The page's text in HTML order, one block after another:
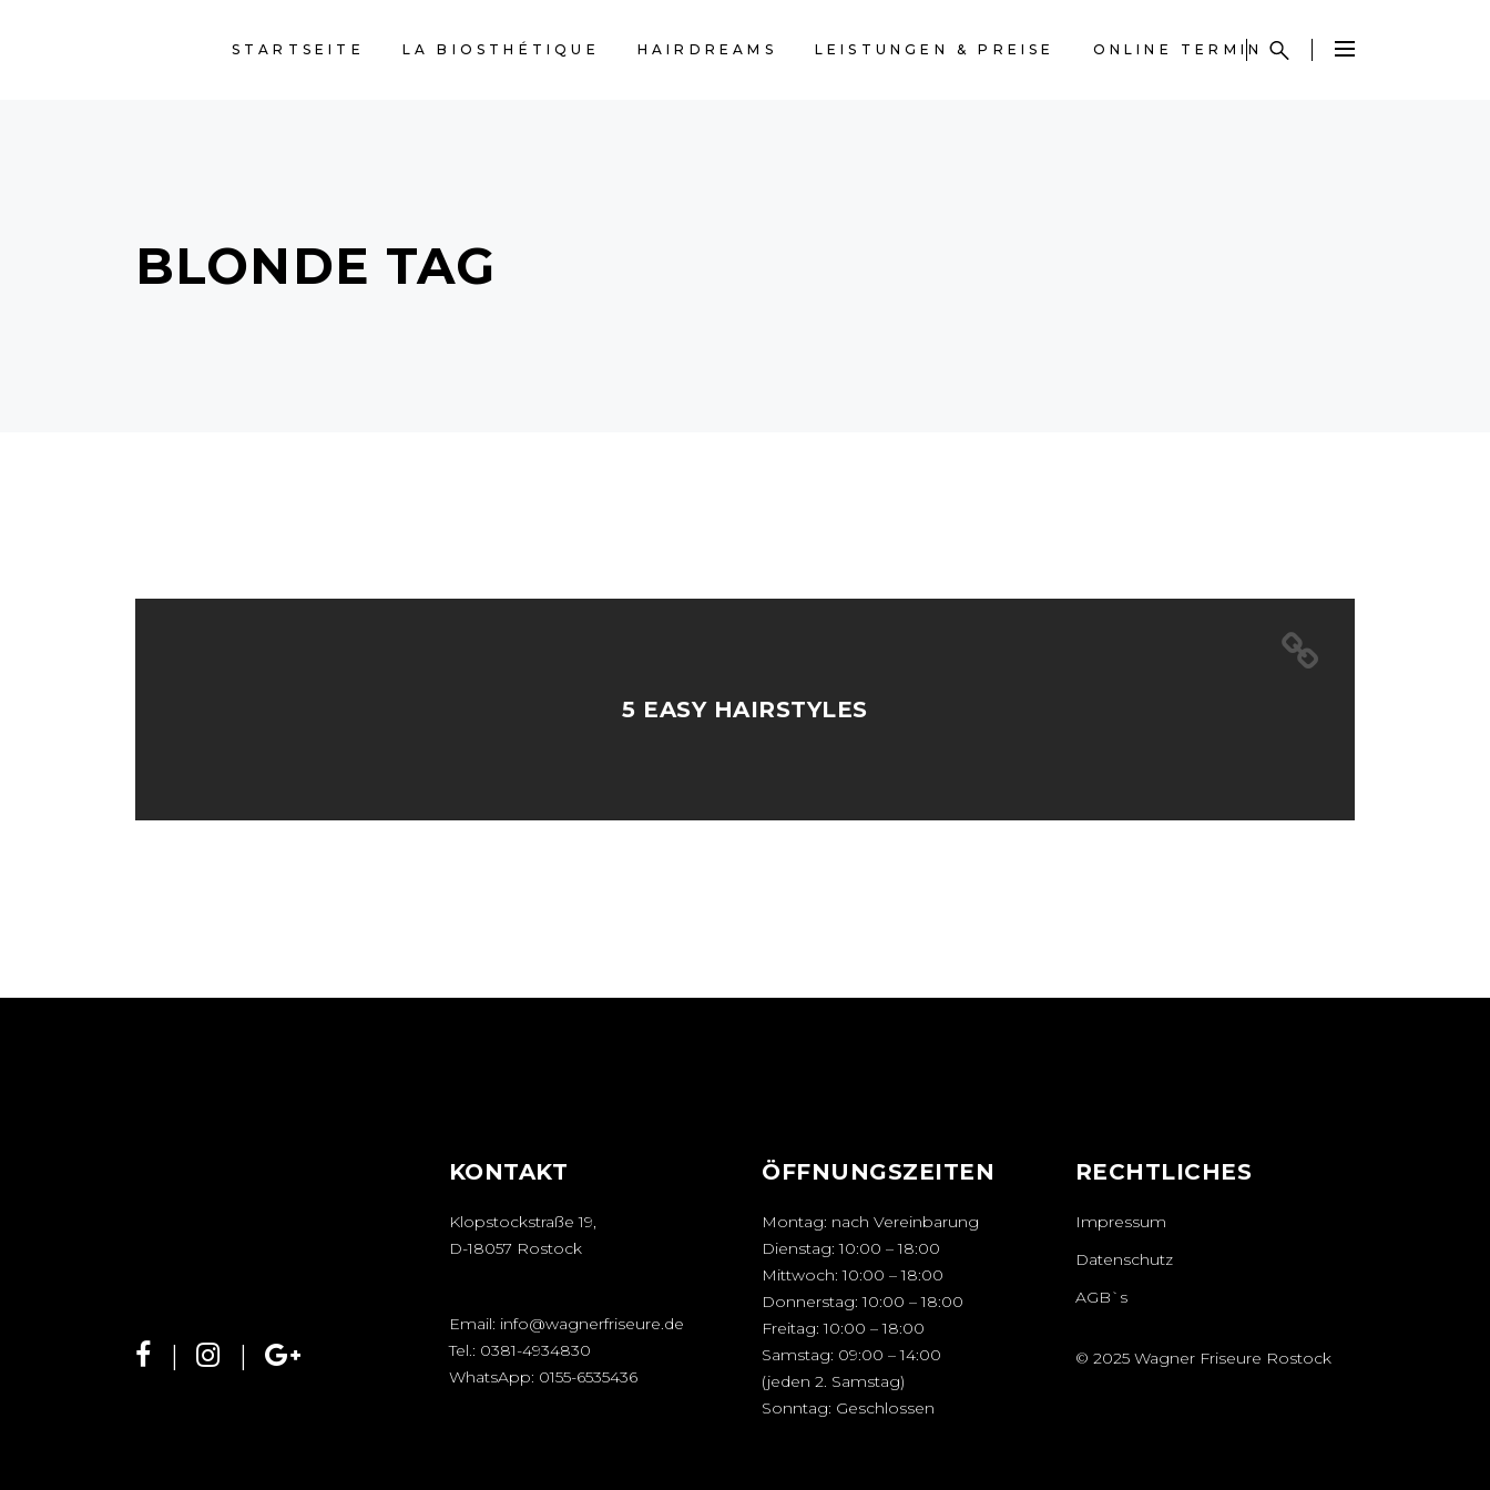
STARTSEITE LA BIOSTHÉTIQUE HAIRDREAMS LEISTUNGEN & PREISE ONLINE TERMIN
BLONDE TAG
5 EASY HAIRSTYLES
KONTAKT
Klopstockstraße 19,
D-18057 Rostock
Email: info@wagnerfriseure.de
Tel.: 0381-4934830
WhatsApp: 0155-6535436
ÖFFNUNGSZEITEN
Montag: nach Vereinbarung
Dienstag: 10:00 – 18:00
Mittwoch: 10:00 – 18:00
Donnerstag: 10:00 – 18:00
Freitag: 10:00 – 18:00
Samstag: 09:00 – 14:00
(jeden 2. Samstag)
Sonntag: Geschlossen
RECHTLICHES
Impressum
Datenschutz
AGB`s
© 2025 Wagner Friseure Rostock